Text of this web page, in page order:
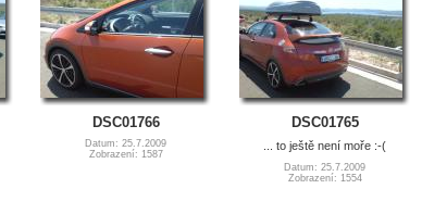
DSC01766
Datum: 25.7.2009
Zobrazení: 1587
DSC01765
... to ještě není moře :-(
Datum: 25.7.2009
Zobrazení: 1554